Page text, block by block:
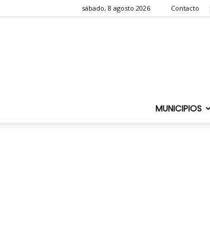
sábado, 8 agosto 2026 Contacto
MUNICIPIOS